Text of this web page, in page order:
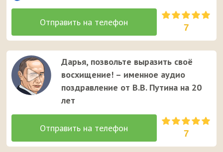
7
Дарья, позвольте выразить своё
восхищение! – именное аудио
поздравление от В.В. Путина на 20
лет
7